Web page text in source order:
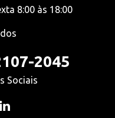
8:00 às 18:00
2045
Sociais